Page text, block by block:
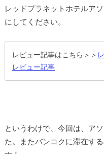
レッドプラネットホテルア
にしてください。
レビュー記事はこちら＞＞
レビュー記事
というわけで、今回は、ア
た。またバンコクに滞在す